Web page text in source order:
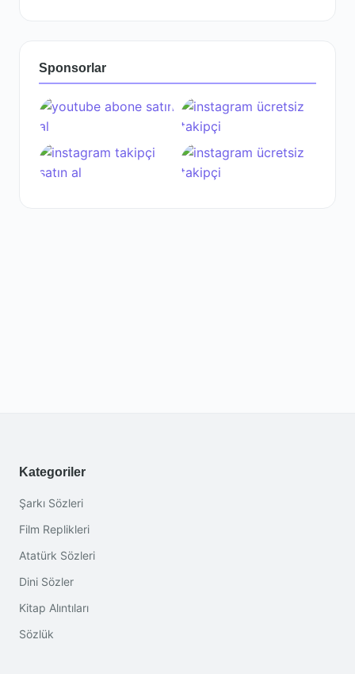
Sponsorlar
Kategoriler
Şarkı Sözleri
Film Replikleri
Atatürk Sözleri
Dini Sözler
Kitap Alıntıları
Sözlük